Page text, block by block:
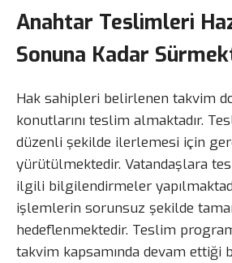
Anahtar Teslimleri
Sonuna Kadar
Hak sahipleri belirlenen takvim
konutlarını teslim almaktadır.
düzenli şekilde ilerlemesi için
yürütülmektedir. Vatandaşlara
ilgili bilgilendirmeler
işlemlerin sorunsuz şekilde
hedeflenmektedir. Teslim
takvim kapsamında devam ettiği